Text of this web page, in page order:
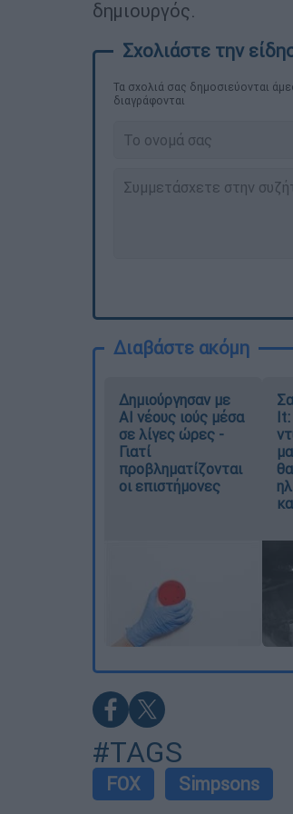
δημιουργός.
Τα σχολιά σας δημοσιεύονται
διαγράφονται
Διαβάστε ακόμη
Δημιούργησαν με
AI νέους ιούς μέσα
σε λίγες ώρες -
Γιατί
προβληματίζονται
οι επιστήμονες
#TAGS
FOX Simpsons